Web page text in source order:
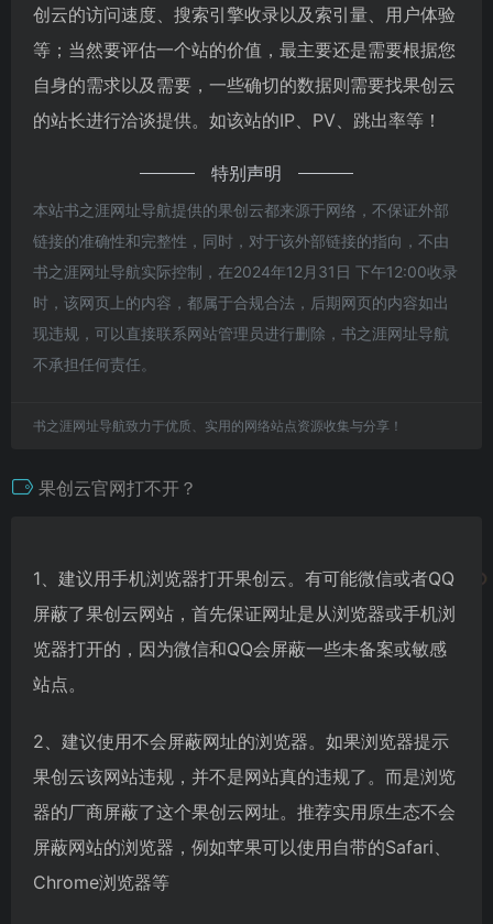
创云的访问速度、搜索引擎收录以及索引量、用户体验
等；当然要评估一个站的价值，最主要还是需要根据您
自身的需求以及需要，一些确切的数据则需要找果创云
的站长进行洽谈提供。如该站的IP、PV、跳出率等！
特别声明
本站书之涯网址导航提供的果创云都来源于网络，不保证外部
链接的准确性和完整性，同时，对于该外部链接的指向，不由
书之涯网址导航实际控制，在2024年12月31日 下午12:00收录
时，该网页上的内容，都属于合规合法，后期网页的内容如出
现违规，可以直接联系网站管理员进行删除，书之涯网址导航
不承担任何责任。
书之涯网址导航致力于优质、实用的网络站点资源收集与分享！
果创云官网打不开？
1、建议用手机浏览器打开果创云。有可能微信或者QQ
屏蔽了果创云网站，首先保证网址是从浏览器或手机浏
览器打开的，因为微信和QQ会屏蔽一些未备案或敏感
站点。
2、建议使用不会屏蔽网址的浏览器。如果浏览器提示
果创云该网站违规，并不是网站真的违规了。而是浏览
器的厂商屏蔽了这个果创云网址。推荐实用原生态不会
屏蔽网站的浏览器，例如苹果可以使用自带的Safari、
Chrome浏览器等